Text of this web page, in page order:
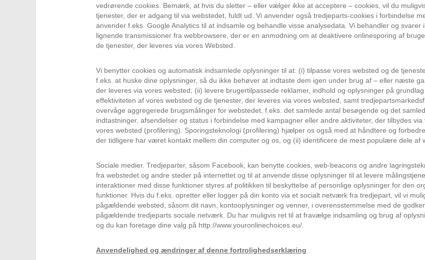
vedrørende cookies. Bemærk, at hvis du sletter – eller vælger ikke at acceptere – cookies, vil du
tjenester, der er adgang til via webstedet, fuldt ud. Vi anvender også tredjeparts-cookies i forbindelse
anvender f.eks. Google Analytics til at indsamle og behandle visse analysedata. Vi behandler og
lignende transmissioner fra webbrowsere, der er en anmodning om at deaktivere onlinesporing af
de tjenester, der leveres via vores Websted.
Vi benytter cookies og automatisk indsamlede oplysninger til at: (i) tilpasse vores websted og de
f.eks. at huske dine oplysninger, så du ikke behøver at indtaste dem igen under brug af – eller næste
der leveres via vores websted; (ii) levere brugertilpassede reklamer, indhold og oplysninger på
effektiviteten af vores websted og de tjenester, der leveres via vores websted, samt
overvåge aggregerede brugsmålinger for webstedet, f.eks. det samlede antal besøgende og det
indtastninger, afsendelser og status i forbindelse med kampagner eller andre aktiviteter, der tilbydes
vores websted (profilering). Sporingsteknologi (profilering) hjælper os også med at håndtere og
der tidligere har været kontakt mellem din computer og os, og (ii) identificere de mest populære dele af
Sociale medier. Tredjeparter, såsom Facebook, kan benytte cookies, web-beacons og andre
fra webstedet og andre steder på internettet og til at anvende disse oplysninger til at levere
interaktioner med disse funktioner styres af politikken til beskyttelse af personlige oplysninger for den
funktioner. Hvis du f.eks. opretter eller logger på din konto via et socialt netværk fra tredjepart, vil vi
pågældende websted, såsom dit navn, kontooplysninger og venner, i overensstemmelse med de
pågældende tredjeparts sociale netværk. Du har muligvis ret til at fravælge indsamling og brug af
og du kan foretage dine valg på http://www.youronlinechoices.eu/.
Anvendelighed og ændringer af denne fortrolighedserklæring